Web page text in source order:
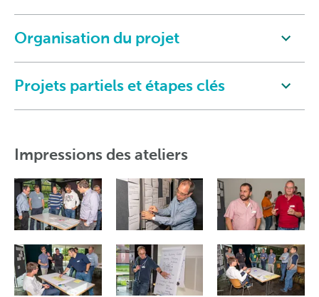
Organisation du projet
Projets partiels et étapes clés
Impressions des ateliers